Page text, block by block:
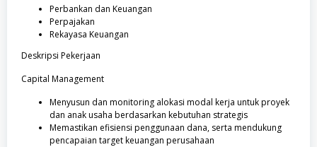
Perbankan dan Keuangan
Perpajakan
Rekayasa Keuangan
Deskripsi Pekerjaan
Capital Management
Menyusun dan monitoring alokasi modal kerja untuk proyek
dan anak usaha berdasarkan kebutuhan strategis
Memastikan efisiensi penggunaan dana, serta mendukung
pencapaian target keuangan perusahaan